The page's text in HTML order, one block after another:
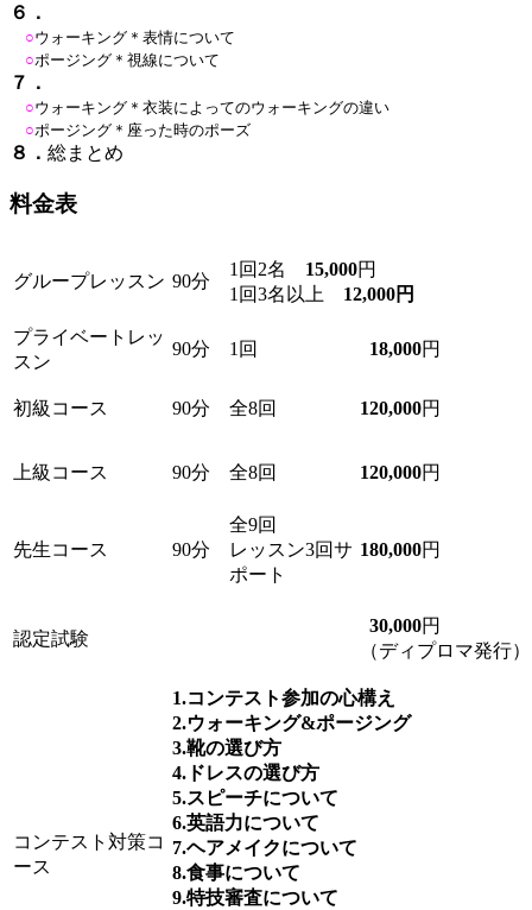
６．
○ウォーキング＊表情について
○ポージング＊視線について
７．
○ウォーキング＊衣装によってのウォーキングの違い
○ポージング＊座った時のポーズ
８． 総まとめ
料金表
グループレッスン 90分
1回2名 15,000円
1回3名以上 12,000円
プライベートレッ
スン
90分 1回 18,000円
初級コース 90分 全8回 120,000円
上級コース 90分 全8回 120,000円
先生コース 90分
全9回
レッスン3回サ
ポート
180,000円
認定試験
30,000円
（ディプロマ発行）
コンテスト対策コ
ース
1.コンテスト参加の心構え
2.ウォーキング&ポージング
3.靴の選び方
4.ドレスの選び方
5.スピーチについて
6.英語力について
7.ヘアメイクについて
8.食事について
9.特技審査について